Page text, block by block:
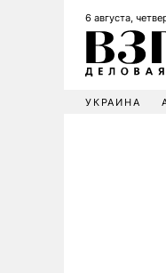
6 августа,
УКРАИНА